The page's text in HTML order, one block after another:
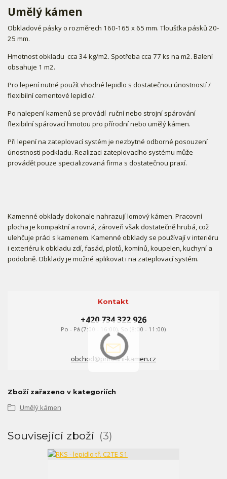
Umělý kámen
Obkladové pásky o rozměrech 160-165 x 65 mm. Tloušťka pásků 20-
25 mm.
Hmotnost obkladu cca 34 kg/m2. Spotřeba cca 77 ks na m2. Balení
obsahuje 1 m2.
Pro lepení nutné použít vhodné lepidlo s dostatečnou únostností /
flexibilní cementové lepidlo/.
Po nalepení kamenů se provádí ruční nebo strojní spárování
flexibilní spárovací hmotou pro přírodní nebo umělý kámen.
Při lepení na zateplovací systém je nezbytné odborné posouzení
únostnosti podkladu. Realizaci zateplovacího systému může
provádět pouze specializovaná firma s dostatečnou praxí.
Kamenné obklady dokonale nahrazují lomový kámen. Pracovní
plocha je kompaktní a rovná, zároveň však dostatečně hrubá, což
ulehčuje práci s kamenem. Kamenné obklady se používají v interiéru
i exteriéru k obkladu zdí, fasád, plotů, komínů, koupelen, kuchyní a
podobně. Obklady je možné aplikovat i na zateplovací systém.
Kontakt
+420 734 322 926
Po - Pá (7:00 - 16:00), So (8:00 - 11:00)
obchod@prirodni-kamen.cz
Zboží zařazeno v kategoriích
Umělý kámen
Související zboží 3